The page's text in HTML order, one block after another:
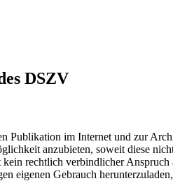
DSZV
Publikation im Internet und zur
anzubieten, soweit diese
rechtlich verbindlicher
eigenen Gebrauch